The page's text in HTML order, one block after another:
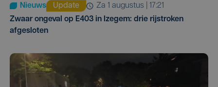
Nieuws Update
za 1 augustus | 17:21
Zwaar ongeval op E403 in Izegem: drie rijstroken
afgesloten